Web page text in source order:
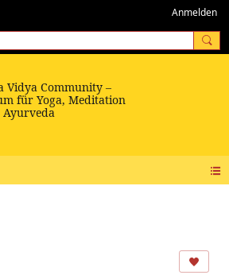
Anmelden